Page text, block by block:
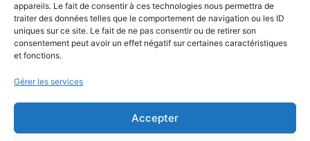
appareils. Le fait de consentir à ces technologies nous permettra de
traiter des données telles que le comportement de navigation ou les ID
uniques sur ce site. Le fait de ne pas consentir ou de retirer son
consentement peut avoir un effet négatif sur certaines caractéristiques
et fonctions.
Gérer les services
Accepter